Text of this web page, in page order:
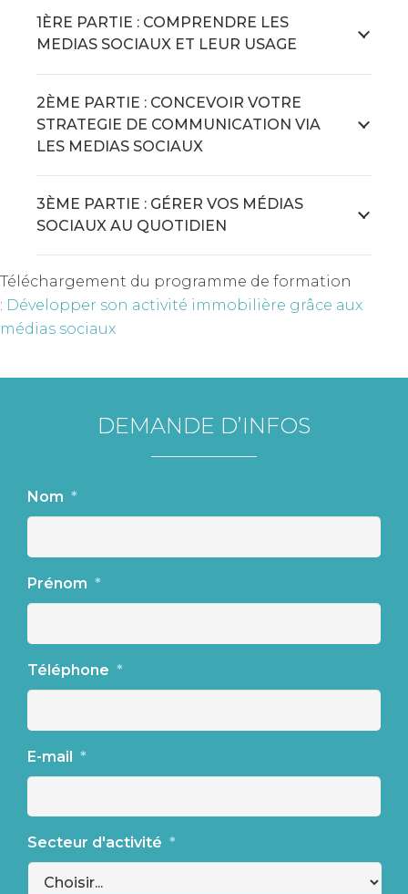
1ÈRE PARTIE : COMPRENDRE LES
MEDIAS SOCIAUX ET LEUR USAGE
2ÈME PARTIE : CONCEVOIR VOTRE
STRATEGIE DE COMMUNICATION VIA
LES MEDIAS SOCIAUX
3ÈME PARTIE : GÉRER VOS MÉDIAS
SOCIAUX AU QUOTIDIEN
Téléchargement du programme de formation
: Développer son activité immobilière grâce aux
médias sociaux
DEMANDE D’INFOS
Nom *
Prénom *
Téléphone *
E-mail *
Secteur d'activité *